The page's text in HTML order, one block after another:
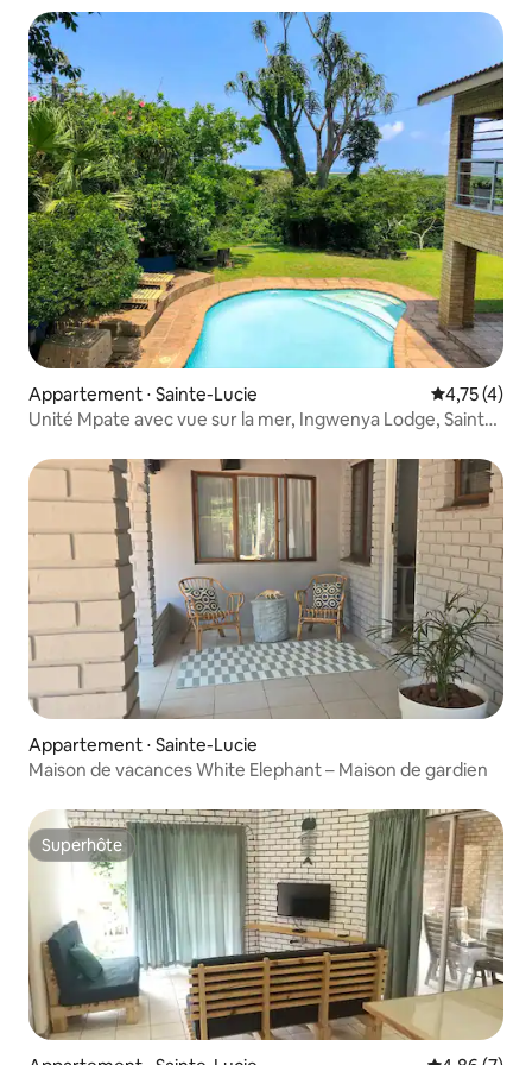
Appartement ⋅ Sainte-Lucie Évaluation
4,75 (4)
Unité Mpate avec vue sur la mer, Ingwenya Lodge, Sainte-
Appartement ⋅ Sainte-Lucie
Maison de vacances White Elephant – Maison de gardien
Superhôte
Superhôte